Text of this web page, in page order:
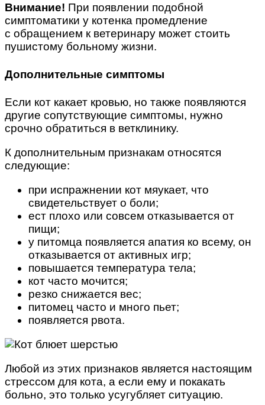
Внимание! При появлении подобной
симптоматики у котенка промедление
с обращением к ветеринару может стоить
пушистому больному жизни.
Дополнительные симптомы
Если кот какает кровью, но также появляются
другие сопутствующие симптомы, нужно
срочно обратиться в ветклинику.
К дополнительным признакам относятся
следующие:
при испражнении кот мяукает, что
свидетельствует о боли;
ест плохо или совсем отказывается от
пищи;
у питомца появляется апатия ко всему, он
отказывается от активных игр;
повышается температура тела;
кот часто мочится;
резко снижается вес;
питомец часто и много пьет;
появляется рвота.
Любой из этих признаков является настоящим
стрессом для кота, а если ему и покакать
больно, это только усугубляет ситуацию.